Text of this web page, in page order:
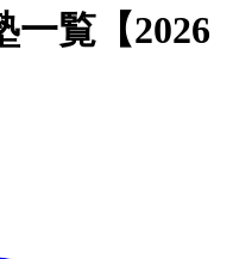
一覧【2026